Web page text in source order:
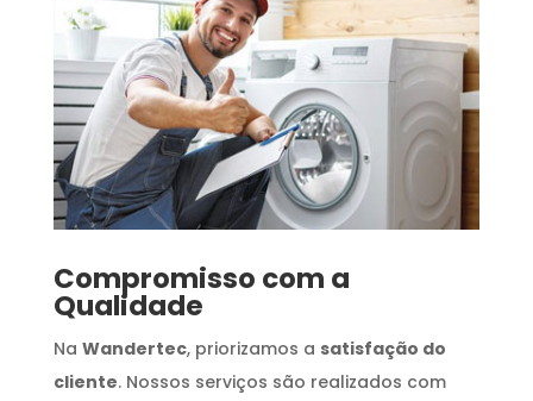
Compromisso com a
Qualidade
Na Wandertec, priorizamos a satisfação do
cliente. Nossos serviços são realizados com